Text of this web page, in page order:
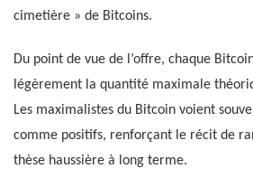
cimetière » de Bitcoins.
Du point de vue de l’offre, chaque
légèrement la quantité maximale
Les maximalistes du Bitcoin voient
comme positifs, renforçant le récit de
thèse haussière à long terme.